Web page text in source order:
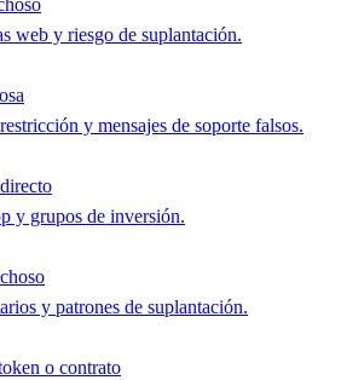
web y riesgo de suplantación.
y mensajes de soporte falsos.
y grupos de inversión.
y patrones de suplantación.
o contrato